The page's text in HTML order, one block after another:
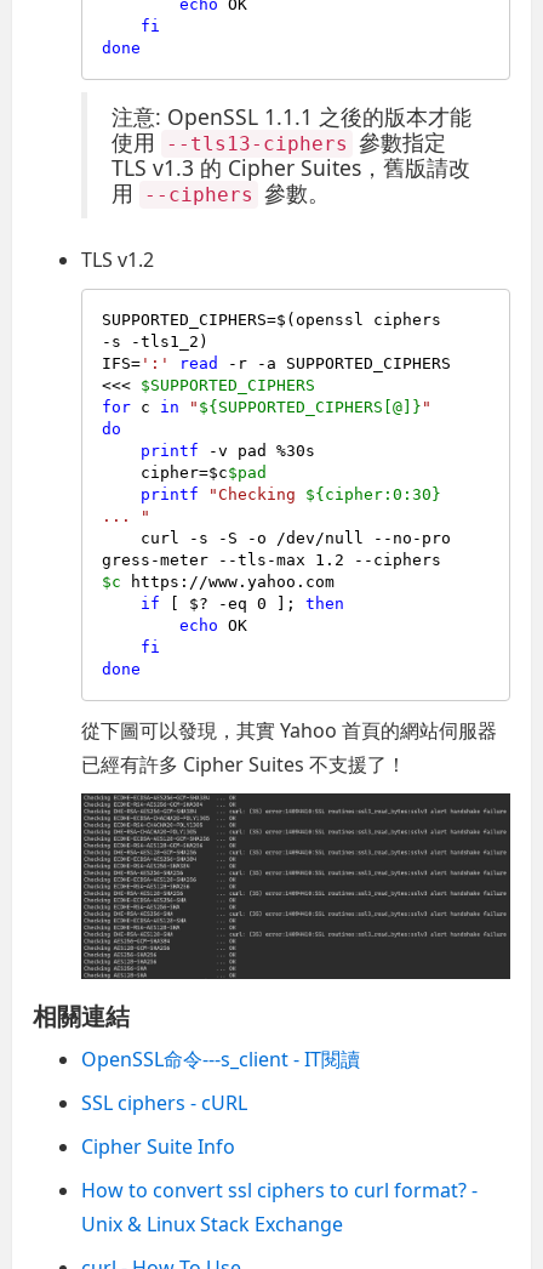
echo OK
fi
done
注意: OpenSSL 1.1.1 之後的版本才能
使用
--tls13-ciphers 參數指定
TLS v1.3 的 Cipher Suites，舊版請改
用
--ciphers 參數。
TLS v1.2
SUPPORTED_CIPHERS=$(openssl ciphers
-s -tls1_2)
IFS= ':' read
-r -a SUPPORTED_CIPHERS
<<< $SUPPORTED_CIPHERS
for c in " ${SUPPORTED_CIPHERS[@]} "
do
printf -v pad %30s
    cipher=$c
$pad
printf
"Checking ${cipher:0:30}
... "
$c https://www.yahoo.com
if [ $? -eq 0 ]; then
echo OK
fi
done
從下圖可以發現，其實 Yahoo 首頁的網站伺服器
已經有許多 Cipher Suites 不支援了！
相關連結
OpenSSL命令---s_client - IT閱讀
SSL ciphers - cURL
Cipher Suite Info
How to convert ssl ciphers to curl format? -
Unix & Linux Stack Exchange